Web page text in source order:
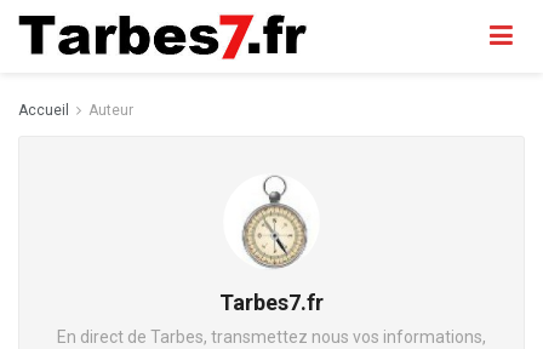
Accueil Auteur
Tarbes7.fr
En direct de Tarbes, transmettez nous vos informations,